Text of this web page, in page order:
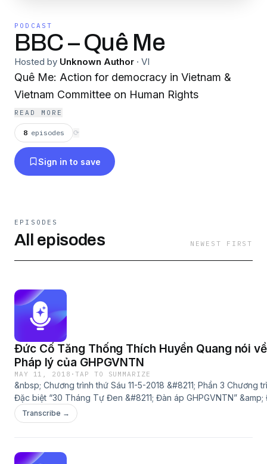
PODCAST
BBC – Quê Me
Hosted by Unknown Author · VI
Quê Me: Action for democracy in Vietnam &
Vietnam Committee on Human Rights
READ MORE
8 episodes ⟳
Sign in to save
EPISODES
All episodes NEWEST FIRST
Đức Cố Tăng Thống Thích Huyền Quang nói về
Pháp lý của GHPGVNTN
MAY 11, 2018 ·TAP TO SUMMARIZE
&nbsp; Chương trình thứ Sáu 11-5-2018 &#8211; Phần 3 Chương
Đặc biệt “30 Tháng Tự Đen &#8211; Đàn áp GHPGVNTN”
Cố Tăng Thống Thích Huyền Quang nói về Pháp lý của
Phỏng vấn Đức Tăng Thống Thích Quảng Độ — Bài viết cho
http://queme.org//app/uploads/2018/05/
Transcribe →